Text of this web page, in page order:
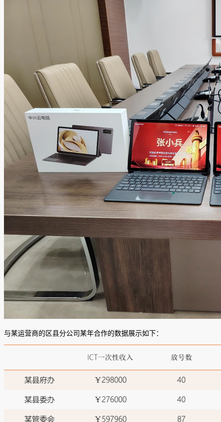
与某运营商的区县分公司某年合作的数据展示如下：